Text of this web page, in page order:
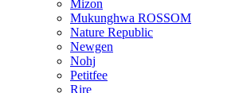
Mizon
Mukunghwa ROSSOM
Nature Republic
Newgen
Nohj
Petitfee
Rire